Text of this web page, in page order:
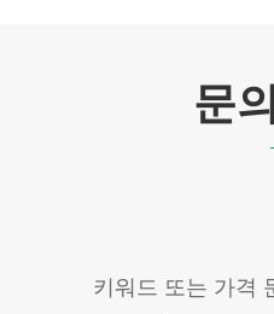
문
키워드 또는 가격